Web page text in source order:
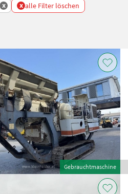
x x alle Filter löschen
Gebrauchtmaschine